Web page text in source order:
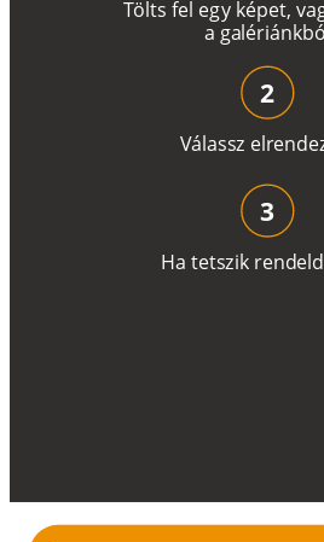
Tölts fel egy képet, va
a galériánkbó
Válassz elrende
2
Ha tetszik rendeld
3